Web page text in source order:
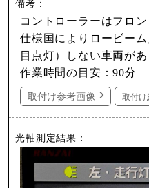
コントローラーはフロ
仕様国によりロービー
目点灯）しない車両があ
作業時間の目安：90分
取付け参考画像 取付け